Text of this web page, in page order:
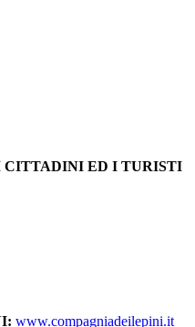
CITTADINI ED I TURISTI
www.compagniadeilepini.it